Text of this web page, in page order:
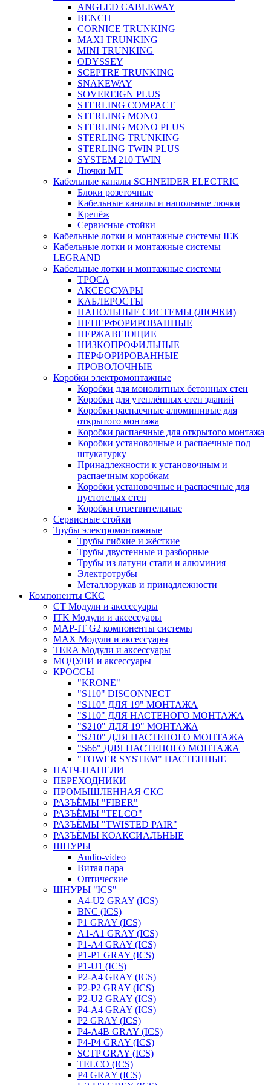
ANGLED CABLEWAY
BENCH
CORNICE TRUNKING
MAXI TRUNKING
MINI TRUNKING
ODYSSEY
SCEPTRE TRUNKING
SNAKEWAY
SOVEREIGN PLUS
STERLING COMPACT
STERLING MONO
STERLING MONO PLUS
STERLING TRUNKING
STERLING TWIN PLUS
SYSTEM 210 TWIN
Лючки MT
Кабельные каналы SCHNEIDER ELECTRIC
Блоки розеточные
Кабельные каналы и напольные лючки
Крепёж
Сервисные стойки
Кабельные лотки и монтажные системы IEK
Кабельные лотки и монтажные системы
LEGRAND
Кабельные лотки и монтажные системы
ТРОСА
АКСЕССУАРЫ
КАБЛЕРОСТЫ
НАПОЛЬНЫЕ СИСТЕМЫ (ЛЮЧКИ)
НЕПЕРФОРИРОВАННЫЕ
НЕРЖАВЕЮЩИЕ
НИЗКОПРОФИЛЬНЫЕ
ПЕРФОРИРОВАННЫЕ
ПРОВОЛОЧНЫЕ
Коробки электромонтажные
Коробки для монолитных бетонных стен
Коробки для утеплённых стен зданий
Коробки распаечные алюминивые для
открытого монтажа
Коробки распаечные для открытого монтажа
Коробки установочные и распаечные под
штукатурку
Принадлежности к установочным и
распаечным коробкам
Коробки установочные и распаечные для
пустотелых стен
Коробки ответвительные
Сервисные стойки
Трубы электромонтажные
Трубы гибкие и жёсткие
Трубы двустенные и разборные
Трубы из латуни стали и алюминия
Электротрубы
Металлорукав и принадлежности
Компоненты СКС
CT Модули и аксессуары
ITK Модули и аксессуары
MAP-IT G2 компоненты системы
MAX Модули и аксессуары
TERA Модули и аксессуары
МОДУЛИ и аксессуары
КРОССЫ
"KRONE"
"S110" DISCONNECT
"S110" ДЛЯ 19" МОНТАЖА
"S110" ДЛЯ НАСТЕНОГО МОНТАЖА
"S210" ДЛЯ 19" МОНТАЖА
"S210" ДЛЯ НАСТЕНОГО МОНТАЖА
"S66" ДЛЯ НАСТЕНОГО МОНТАЖА
"TOWER SYSTEM" НАСТЕННЫЕ
ПАТЧ-ПАНЕЛИ
ПЕРЕХОДНИКИ
ПРОМЫШЛЕННАЯ СКС
РАЗЪЁМЫ "FIBER"
РАЗЪЁМЫ "TELCO"
РАЗЪЁМЫ "TWISTED PAIR"
РАЗЪЁМЫ КОАКСИАЛЬНЫЕ
ШНУРЫ
Audio-video
Витая пара
Оптические
ШНУРЫ "ICS"
A4-U2 GRAY (ICS)
BNC (ICS)
P1 GRAY (ICS)
A1-A1 GRAY (ICS)
P1-A4 GRAY (ICS)
P1-P1 GRAY (ICS)
P1-U1 (ICS)
P2-A4 GRAY (ICS)
P2-P2 GRAY (ICS)
P2-U2 GRAY (ICS)
P4-A4 GRAY (ICS)
P2 GRAY (ICS)
P4-A4B GRAY (ICS)
P4-P4 GRAY (ICS)
SCTP GRAY (ICS)
TELCO (ICS)
P4 GRAY (ICS)